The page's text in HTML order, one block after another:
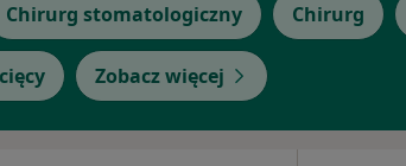
Chirurg stomatologiczny Chirurg
Zobacz więcej